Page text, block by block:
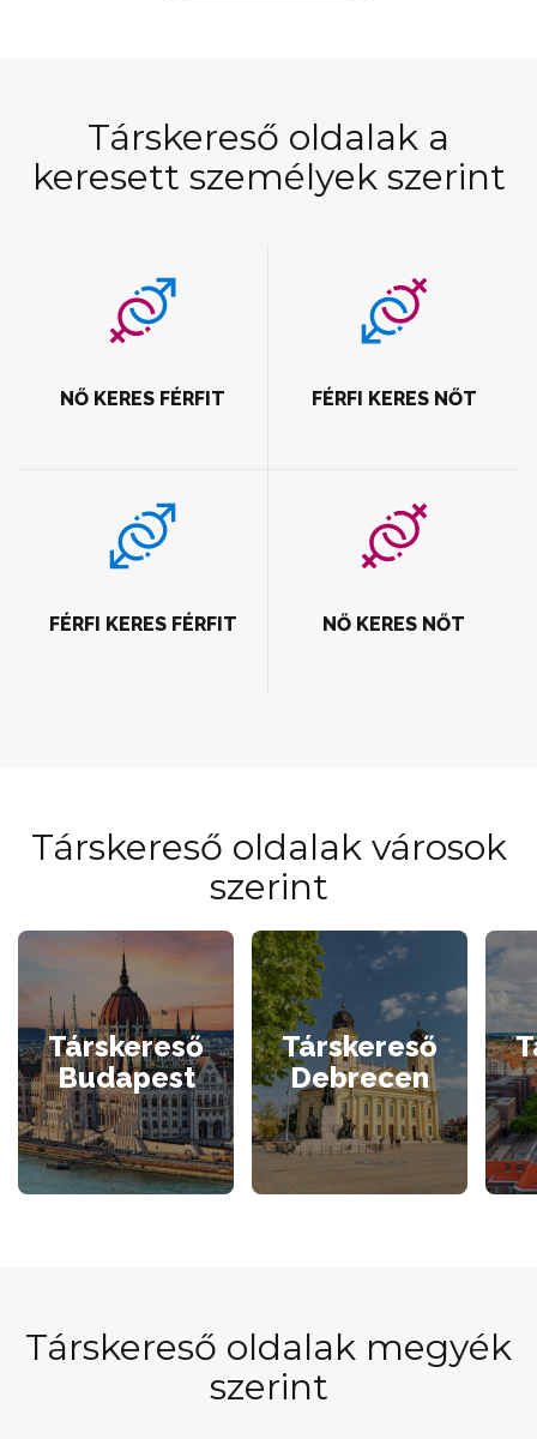
Társkereső oldalak a
keresett személyek szerint
NŐ KERES FÉRFIT FÉRFI KERES NŐT
FÉRFI KERES FÉRFIT NŐ KERES NŐT
Társkereső oldalak városok
szerint
Társkereső
Budapest
Társkereső
Debrecen
Társkereső oldalak megyék
szerint